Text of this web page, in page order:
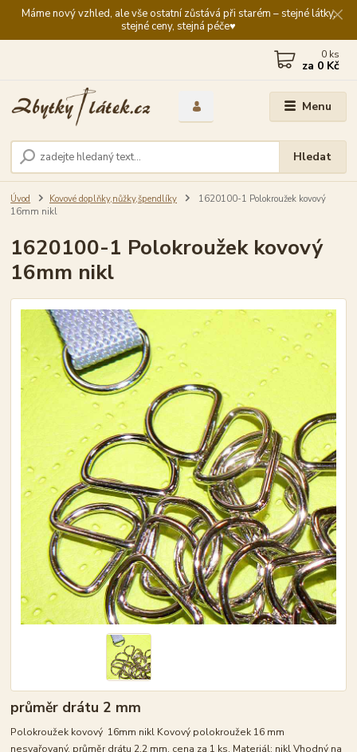
Máme nový vzhled, ale vše ostatní zůstává při starém – stejné látky,
stejné ceny, stejná péče♥️
Menu
Hledat
0 ks
za 0 Kč
Úvod Kovové doplňky,nůžky,špendlíky
1620100-1 Polokroužek kovový
16mm nikl
1620100-1 Polokroužek kovový
16mm nikl
průměr drátu 2 mm
Polokroužek kovový 16mm nikl Kovový polokroužek 16 mm
nesvařovaný, průměr drátu 2,2 mm, cena za 1 ks. Materiál: nikl Vhodný na